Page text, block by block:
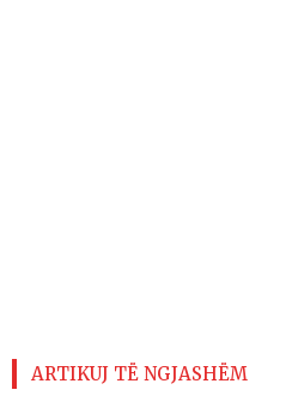
ARTIKUJ TË NGJASHËM